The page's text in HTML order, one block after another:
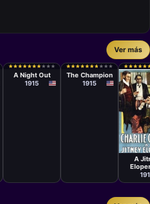
Ver más
★
★★
★★
★★
★★
★★
★★
★★
★ ★
★ ★
★
Charlie
Chaplin
A Night Out
1915
★
★★
★★
★★
★★
★★
★★
★ ★
★ ★
★ ★
★
Cortometraje
Charlie
Chaplin
The Champion
1915
★
★★
★★
★★
★★
★
A